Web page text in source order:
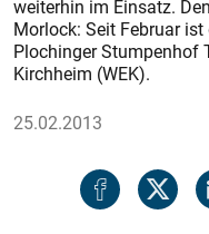
weiterhin im Einsatz.
Morlock: Seit Februar
Plochinger Stumpenhof
Kirchheim (WEK).
25.02.2013